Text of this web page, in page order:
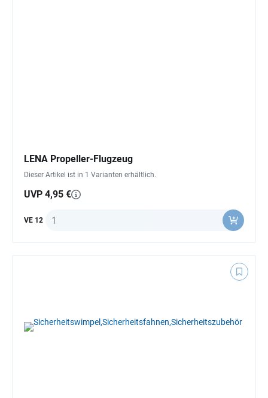
LENA Propeller-Flugzeug
Dieser Artikel ist in 1 Varianten erhältlich.
UVP 4,95 €
VE 12 Anzahl